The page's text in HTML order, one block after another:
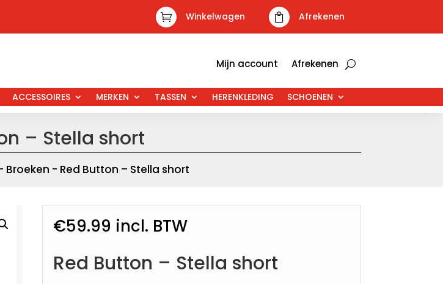
 Winkelwagen  Afrekenen
Mijn account Afrekenen
ACCESSOIRES MERKEN TASSEN HERENKLEDING SCHOENEN
– Stella short
Broeken - Red Button – Stella short
€59.99 incl. BTW
Red Button – Stella short